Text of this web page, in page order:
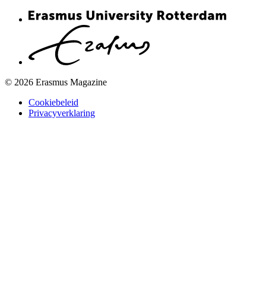
© 2026 Erasmus Magazine
Cookiebeleid
Privacyverklaring